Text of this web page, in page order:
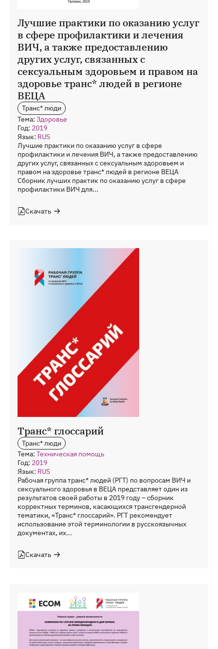
Лучшие практики по оказанию услуг
в сфере профилактики и лечения
ВИЧ, а также предоставлению
других услуг, связанных с
сексуальным здоровьем и правом на
здоровье транс* людей в регионе
ВЕЦА
Транс* люди
Тема: Здоровье
Год: 2019
Язык: RUS
Лучшие практики по оказанию услуг в сфере
профилактики и лечения ВИЧ, а также предоставлению
других услуг, связанных с сексуальным здоровьем и
правом на здоровье транс* людей в регионе ВЕЦА
Сборник лучших практик по оказанию услуг в сфере
профилактики ВИЧ для...
Скачать
Транс* глоссарий
Транс* люди
Тема: Техническая помощь
Год: 2019
Язык: RUS
Рабочая группа транс* людей (РГТ) по вопросам ВИЧ и
сексуального здоровья в ВЕЦА представляет один из
результатов своей работы в 2019 году – сборник
корректных терминов, касающихся трансгендерной
тематики, «Транс* глоссарий». РГТ рекомендует
использование этой терминологии в русскоязычных
документах, их...
Скачать